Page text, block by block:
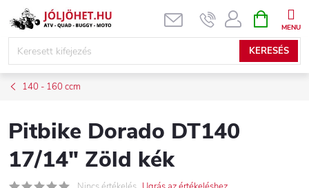
Ugrás
KERESÉS
KOSÁR
140 - 160 ccm
Pitbike Dorado DT140
17/14" Zöld kék